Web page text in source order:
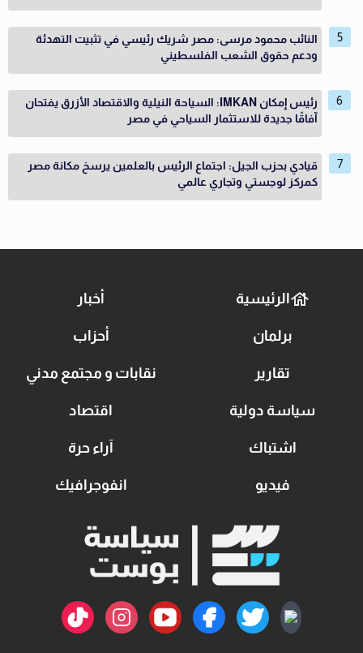
النائب محمود مرسى: مصر شريك رئيسي في تثبيت التهدئة
ودعم حقوق الشعب الفلسطيني
رئيس إمكان IMKAN: السياحة النيلية والاقتصاد الأزرق يفتحان
آفاقًا جديدة للاستثمار السياحي في مصر
قيادي بحزب الجيل: اجتماع الرئيس بالعلمين يرسخ مكانة مصر
كمركز لوجستي وتجاري عالمي
الرئيسية أخبار
برلمان أحزاب
تقارير نقابات و مجتمع مدني
سياسة دولية اقتصاد
اشتباك آراء حرة
فيديو انفوجرافيك